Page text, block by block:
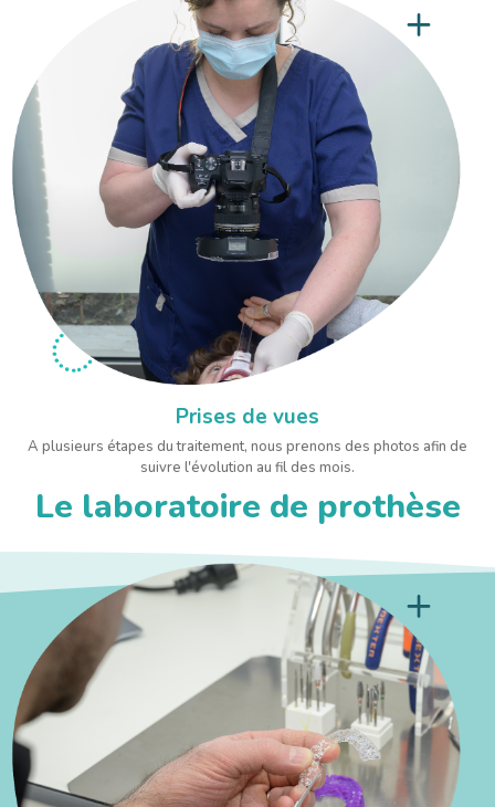
Prises de vues
A plusieurs étapes du traitement, nous prenons des photos afin de
suivre l'évolution au fil des mois.
Le laboratoire de prothèse